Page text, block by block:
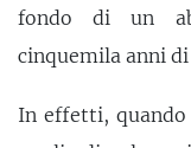
fondo di un
cinquemila anni
In effetti,